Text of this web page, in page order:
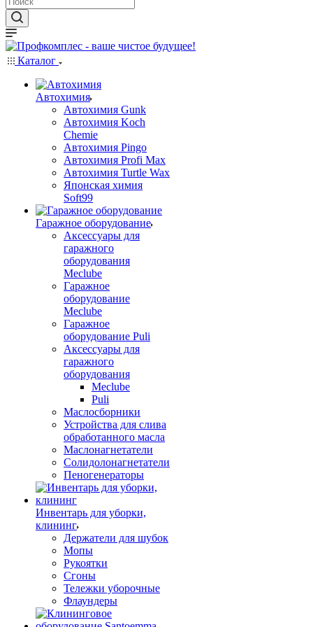
Каталог
Автохимия
Автохимия Gunk
Автохимия Koch
Chemie
Автохимия Pingo
Автохимия Profi Max
Автохимия Turtle Wax
Японская химия
Soft99
Гаражное оборудование
Аксессуары для
гаражного
оборудования
Meclube
Гаражное
оборудование
Meclube
Гаражное
оборудование Puli
Аксессуары для
гаражного
оборудования
Meclube
Puli
Маслосборники
Устройства для слива
обработанного масла
Маслонагнетатели
Солидолонагнетатели
Пеногенераторы
Инвентарь для уборки,
клининг
Держатели для шубок
Мопы
Рукоятки
Сгоны
Тележки уборочные
Флаундеры